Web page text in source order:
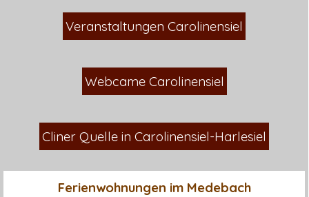
Veranstaltungen Carolinensiel
Webcame Carolinensiel
Cliner Quelle in Carolinensiel-Harlesiel
Ferienwohnungen im Medebach